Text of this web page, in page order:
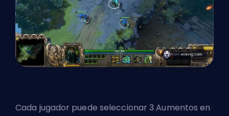
Cada jugador puede seleccionar 3 Aumentos en